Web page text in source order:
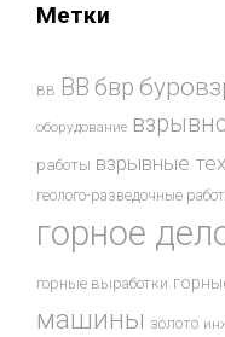
Метки
ВВ ВВ бвр
оборудование
работы взрывные
геолого-разведочные
горное
горные выработки
машины золото